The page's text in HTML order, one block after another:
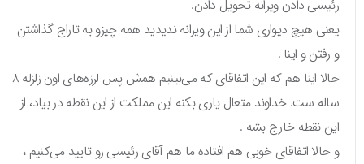
رئیسی دادن ویرانه تحویل دادن.
یعنی هیچ دیواری شما از این ویرانه ندیدید همه چیزو به تاراج گذاشتن
و رفتن و اینا .
حالا اینا هم که این اتفاقای که می‌بینیم همش پس لرزه‌های اون زلزله ۸
ساله ست. خداوند متعال یاری بکنه این مملکت از این نقطه در بیاد، از
این نقطه خارج بشه .
و حالا اتفاقای خوبی هم افتاده ما هم آقای رئیسی رو تایید می‌کنیم ،